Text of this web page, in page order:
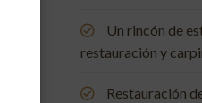
Un rincón de
restauración y
Restauración